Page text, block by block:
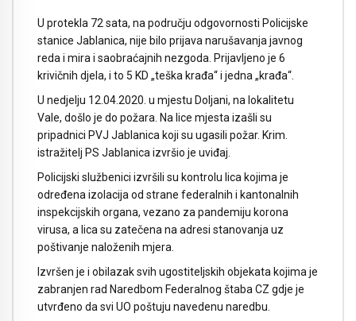
U protekla 72 sata, na području odgovornosti Policijske
stanice Jablanica, nije bilo prijava narušavanja javnog
reda i mira i saobraćajnih nezgoda. Prijavljeno je 6
krivičnih djela, i to 5 KD „teška krađa“ i jedna „krađa“.
U nedjelju 12.04.2020. u mjestu Doljani, na lokalitetu
Vale, došlo je do požara. Na lice mjesta izašli su
pripadnici PVJ Jablanica koji su ugasili požar. Krim.
istražitelj PS Jablanica izvršio je uviđaj.
Policijski službenici izvršili su kontrolu lica kojima je
određena izolacija od strane federalnih i kantonalnih
inspekcijskih organa, vezano za pandemiju korona
virusa, a lica su zatečena na adresi stanovanja uz
poštivanje naloženih mjera.
Izvršen je i obilazak svih ugostiteljskih objekata kojima je
zabranjen rad Naredbom Federalnog štaba CZ gdje je
utvrđeno da svi UO poštuju navedenu naredbu.